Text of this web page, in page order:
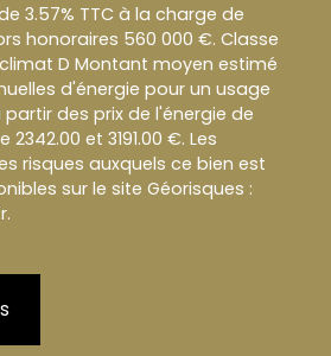
3.57% TTC à la charge de
honoraires 560 000 €. Classe
D Montant moyen estimé
d'énergie pour un usage
des prix de l'énergie de
2342.00 et 3191.00 €. Les
risques auxquels ce bien est
sur le site Géorisques :